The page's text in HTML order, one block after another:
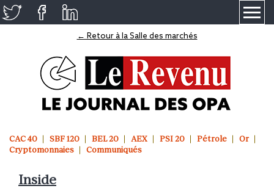
← Retour à la Salle des marchés
CAC 40 SBF 120 BEL 20 AEX PSI 20 Pétrole
Or
Cryptomonnaies
Communiqués
Inside